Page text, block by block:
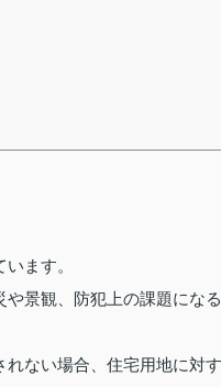
ます。
景観、防犯上の課題になる
れない場合、住宅用地に対す